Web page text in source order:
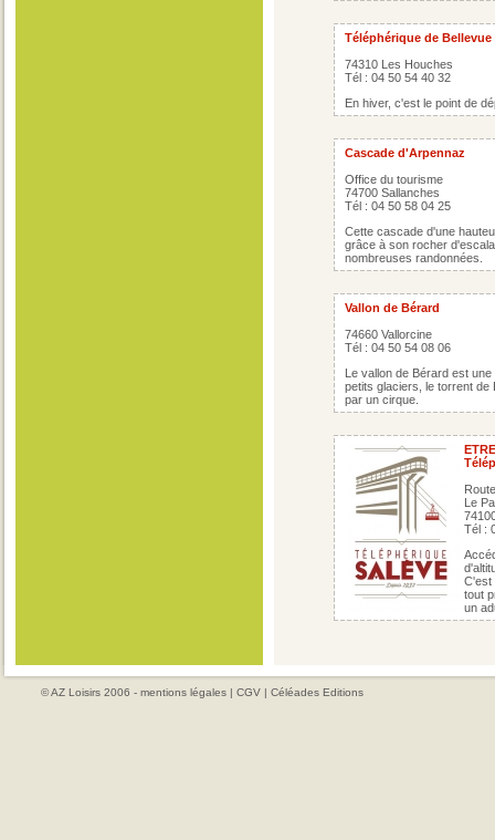
Téléphérique de Bellevue
74310 Les Houches
Tél : 04 50 54 40 32
En hiver, c'est le point de
Cascade d'Arpennaz
Office du tourisme
74700 Sallanches
Tél : 04 50 58 04 25
Cette cascade d'une
grâce à son rocher
nombreuses randonnées.
Vallon de Bérard
74660 Vallorcine
Tél : 04 50 54 08 06
Le vallon de Bérard est
petits glaciers, le torrent de
par un cirque.
Le
Tél :
C'est
tout
un
© AZ Loisirs 2006 - mentions légales | CGV | Céléades Editions